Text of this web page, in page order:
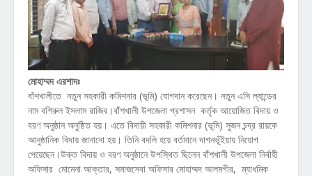
মোহাম্মদ এরশাদঃ
বাঁশখালীতে নতুন সহকারী কমিশনার (ভূমি) যোগদান করেছেন। নতুন এসি ল্যান্ডের
নাম বশিরুল ইসলাম রাজিব।বাঁশখালী উপজেলা প্রশাসন কর্তৃক আয়োজিত বিদায় ও
বরণ অনুষ্ঠান অনুষ্ঠিত হয়। এতে বিদায়ী সহকারী কমিশনার (ভূমি) সুজন চন্দ্র রায়কে
আনুষ্ঠানিক বিদায় জানানো হয়। তিনি বদলি হয়ে বর্তমানে দাগনভূঁইয়ায় নিয়োগ
পেয়েছেন।উক্ত বিদায় ও বরণ অনুষ্ঠানে উপস্থিত ছিলেন বাঁশখালী উপজেলা নির্বাহী
অফিসার মোমেনা আক্তার, সমাজসেবা অফিসার মোহাম্মদ আলমগীর, ম্যাধমিক